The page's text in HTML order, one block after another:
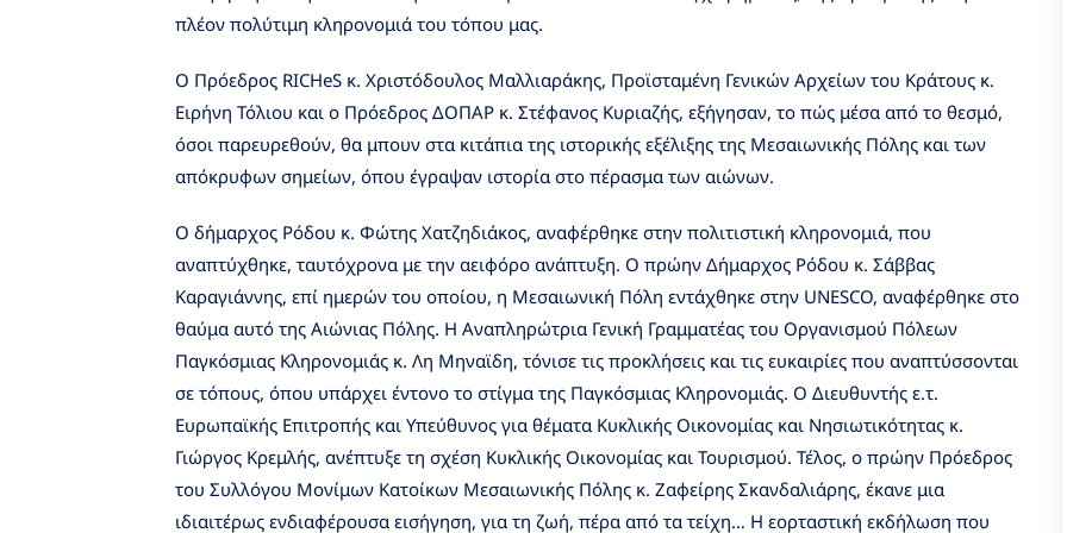
πλέον πολύτιμη κληρονομιά του τόπου μας.
Ο Πρόεδρος RICHeS κ. Χριστόδουλος Μαλλιαράκης, Προϊσταμένη Γενικών Αρχείων του Κράτους κ.
Ειρήνη Τόλιου και ο Πρόεδρος ΔΟΠΑΡ κ. Στέφανος Κυριαζής, εξήγησαν, το πώς μέσα από το θεσμό,
όσοι παρευρεθούν, θα μπουν στα κιτάπια της ιστορικής εξέλιξης της Μεσαιωνικής Πόλης και των
απόκρυφων σημείων, όπου έγραψαν ιστορία στο πέρασμα των αιώνων.
Ο δήμαρχος Ρόδου κ. Φώτης Χατζηδιάκος, αναφέρθηκε στην πολιτιστική κληρονομιά, που
αναπτύχθηκε, ταυτόχρονα με την αειφόρο ανάπτυξη. Ο πρώην Δήμαρχος Ρόδου κ. Σάββας
Καραγιάννης, επί ημερών του οποίου, η Μεσαιωνική Πόλη εντάχθηκε στην UNESCO, αναφέρθηκε στο
θαύμα αυτό της Αιώνιας Πόλης. Η Αναπληρώτρια Γενική Γραμματέας του Οργανισμού Πόλεων
Παγκόσμιας Κληρονομιάς κ. Λη Μηναϊδη, τόνισε τις προκλήσεις και τις ευκαιρίες που αναπτύσσονται
σε τόπους, όπου υπάρχει έντονο το στίγμα της Παγκόσμιας Κληρονομιάς. Ο Διευθυντής ε.τ.
Ευρωπαϊκής Επιτροπής και Υπεύθυνος για θέματα Κυκλικής Οικονομίας και Νησιωτικότητας κ.
Γιώργος Κρεμλής, ανέπτυξε τη σχέση Κυκλικής Οικονομίας και Τουρισμού. Τέλος, ο πρώην Πρόεδρος
του Συλλόγου Μονίμων Κατοίκων Μεσαιωνικής Πόλης κ. Ζαφείρης Σκανδαλιάρης, έκανε μια
ιδιαιτέρως ενδιαφέρουσα εισήγηση, για τη ζωή, πέρα από τα τείχη… Η εορταστική εκδήλωση που